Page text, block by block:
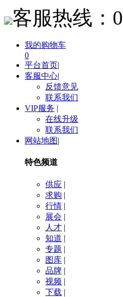
客服热线：
我的购物车
0
平台首页|
客服中心|
反馈意见
联系我们
VIP服务 |
在线升级
联系我们
网站地图|
特色频道
供应 |
求购 |
行情 |
展会 |
人才 |
知道 |
专题 |
图库 |
品牌 |
视频 |
下载 |